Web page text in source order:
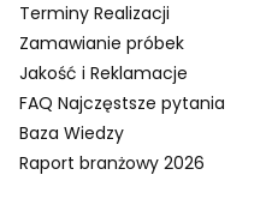
Terminy Realizacji
Zamawianie próbek
Jakość i Reklamacje
FAQ Najczęstsze pytania
Baza Wiedzy
Raport branżowy 2026